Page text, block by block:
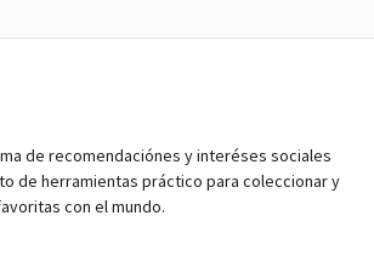
de recomendaciónes y interéses sociales
de herramientas práctico para coleccionar y
con el mundo.